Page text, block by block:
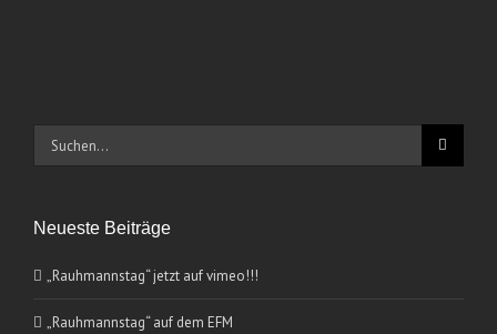
Neueste Beiträge
„Rauhmannstag“ jetzt auf vimeo!!!
„Rauhmannstag“ auf dem EFM